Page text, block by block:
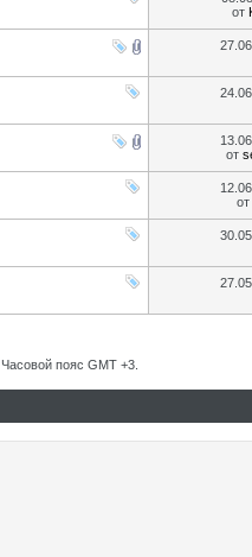
от
от
от
. Часовой пояс GMT +3.